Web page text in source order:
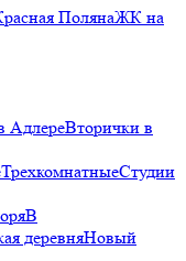
ПолянаЖК на
АдлереВторички в
ТрехкомнатныеСтудии
В
деревняНовый